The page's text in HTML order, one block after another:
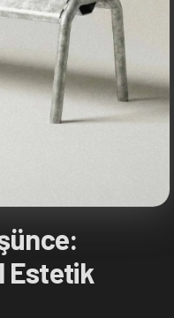
Estetik